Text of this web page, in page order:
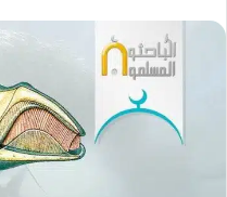
ر
ي
د
ا